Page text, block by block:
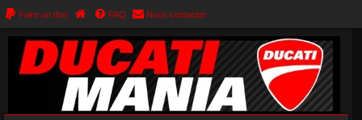
Faire un don FAQ Nous contacter